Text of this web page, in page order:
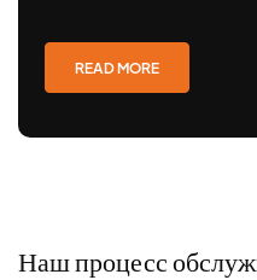
READ MORE
Наш процесс